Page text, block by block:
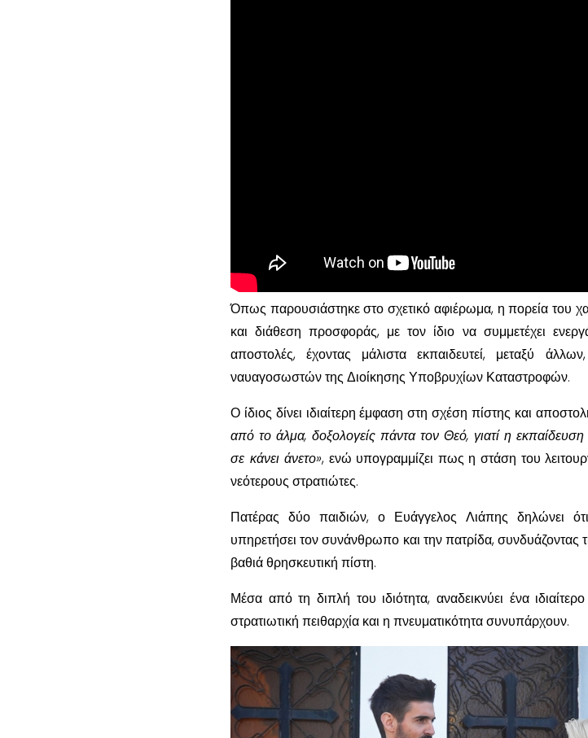
Όπως παρουσιάστηκε στο σχετικό αφιέρωμα, η πορεία του
και διάθεση προσφοράς, με τον ίδιο να συμμετέχει
αποστολές, έχοντας μάλιστα εκπαιδευτεί, μεταξύ
ναυαγοσωστών της Διοίκησης Υποβρυχίων Καταστροφών.
Ο ίδιος δίνει ιδιαίτερη έμφαση στη σχέση πίστης και
από το άλμα, δοξολογείς πάντα τον Θεό, γιατί η
σε κάνει άνετο», ενώ υπογραμμίζει πως η στάση του
νεότερους στρατιώτες.
Πατέρας δύο παιδιών, ο Ευάγγελος Λιάπης δηλώνει
υπηρετήσει τον συνάνθρωπο και την πατρίδα, συνδυάζοντας
βαθιά θρησκευτική πίστη.
Μέσα από τη διπλή του ιδιότητα, αναδεικνύει ένα
στρατιωτική πειθαρχία και η πνευματικότητα συνυπάρχουν.